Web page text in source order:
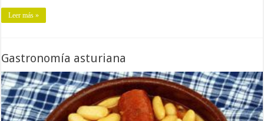
Leer más »
Gastronomía asturiana